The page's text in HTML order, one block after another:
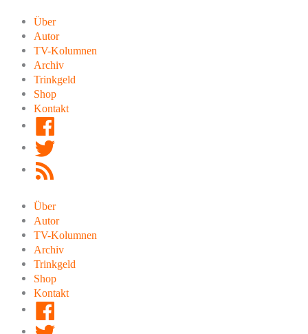
Inhalt
springen
Über
Autor
TV-Kolumnen
Archiv
Trinkgeld
Shop
Kontakt
Über
Autor
TV-Kolumnen
Archiv
Trinkgeld
Shop
Kontakt